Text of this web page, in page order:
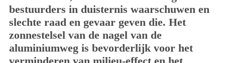
bestuurders in duisternis waarschuwen en
slechte raad en gevaar geven die. Het
zonnestelsel van de nagel van de
aluminiumweg is bevorderlijk voor het